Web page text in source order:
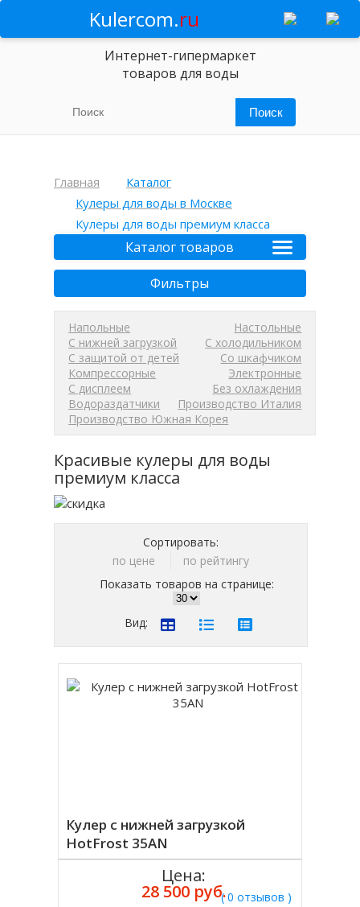
Kulercom.ru
Интернет-гипермаркет
товаров для воды
Главная
Каталог
Кулеры для воды в Москве
Кулеры для воды премиум класса
Каталог товаров
Фильтры
Напольные
Настольные
С нижней загрузкой
С холодильником
С защитой от детей
Со шкафчиком
Компрессорные
Электронные
С дисплеем
Без охлаждения
Водораздатчики
Производство Италия
Производство Южная Корея
Красивые кулеры для воды
премиум класса
Сортировать:
по цене
по рейтингу
Показать товаров на странице:
Вид:
Кулер с нижней загрузкой
HotFrost 35AN
( 0 отзывов )
Цена:
28 500 руб.